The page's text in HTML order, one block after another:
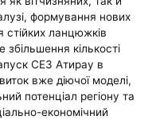
формування нових
стійких ланцюжків
збільшення кількості
СЕЗ Атирау в
вже діючої моделі,
потенціал регіону та
економічний